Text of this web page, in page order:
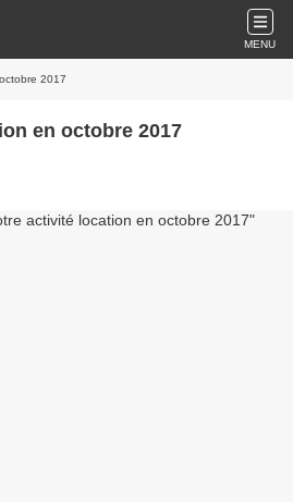
MENU
2017
en octobre 2017